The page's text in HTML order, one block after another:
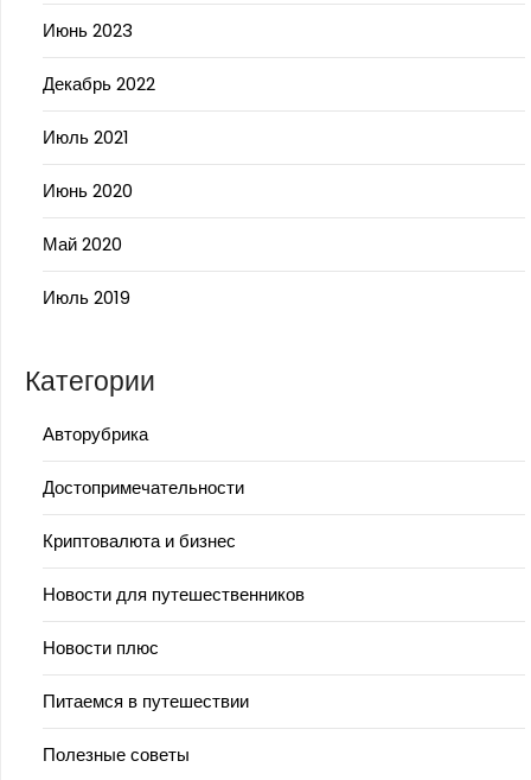
Июнь 2023
Декабрь 2022
Июль 2021
Июнь 2020
Май 2020
Июль 2019
Категории
Авторубрика
Достопримечательности
Криптовалюта и бизнес
Новости для путешественников
Новости плюс
Питаемся в путешествии
Полезные советы